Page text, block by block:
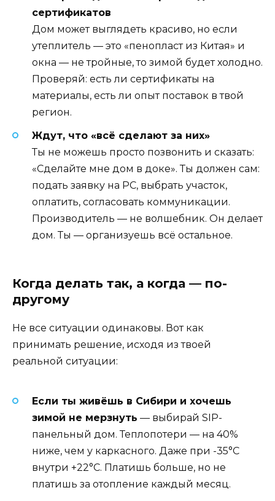
сертификатов
Дом может выглядеть красиво, но если
утеплитель — это «пенопласт из Китая» и
окна — не тройные, то зимой будет холодно.
Проверяй: есть ли сертификаты на
материалы, есть ли опыт поставок в твой
регион.
Ждут, что «всё сделают за них»
Ты не можешь просто позвонить и сказать:
«Сделайте мне дом в доке». Ты должен сам:
подать заявку на РС, выбрать участок,
оплатить, согласовать коммуникации.
Производитель — не волшебник. Он делает
дом. Ты — организуешь всё остальное.
Когда делать так, а когда — по-
другому
Не все ситуации одинаковы. Вот как
принимать решение, исходя из твоей
реальной ситуации:
Если ты живёшь в Сибири и хочешь
зимой не мерзнуть — выбирай SIP-
панельный дом. Теплопотери — на 40%
ниже, чем у каркасного. Даже при -35°C
внутри +22°C. Платишь больше, но не
платишь за отопление каждый месяц.